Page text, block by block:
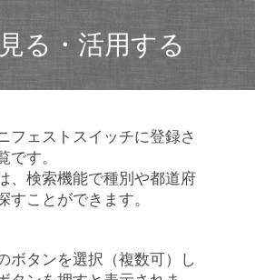
る・活用する
フェストスイッチに登録さ
です。
、検索機能で種別や都道府
すことができます。
ボタンを選択（複数可）し